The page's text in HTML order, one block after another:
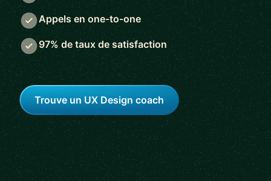
Appels en one-to-one
97% de taux de satisfaction
Trouve un UX Design coach